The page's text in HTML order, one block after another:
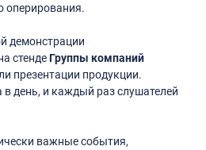
оперирования.
демонстрации
стенде Группы компаний
презентации продукции.
в день, и каждый раз слушателей
важные события,